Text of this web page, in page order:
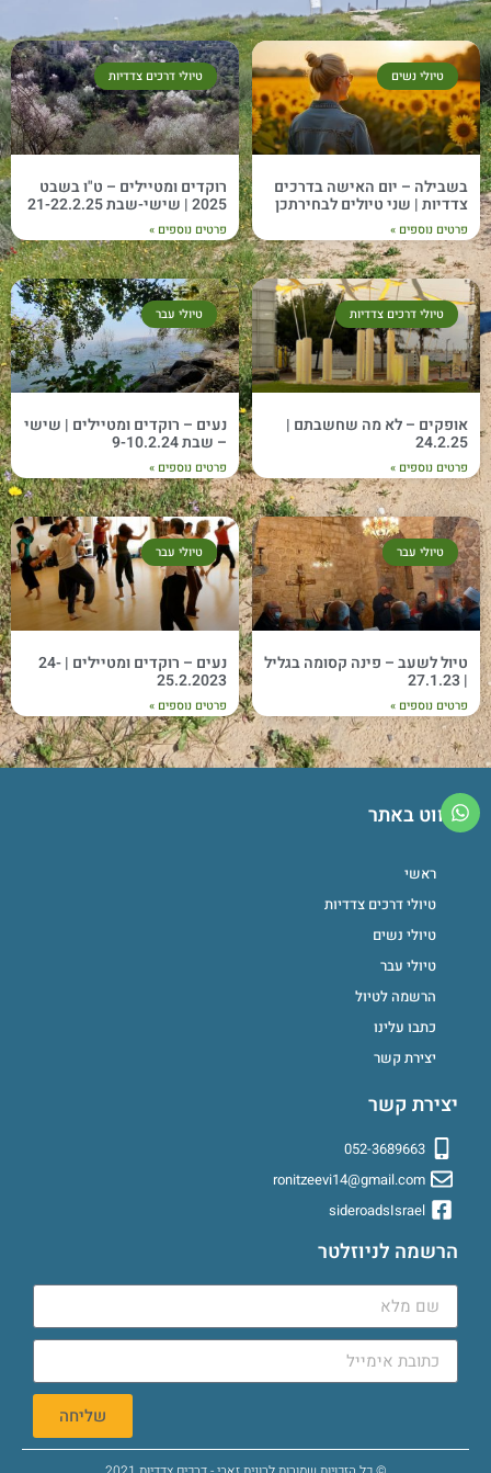
טיולי נשים
בשבילה – יום האישה בדרכים
צדדיות | שני טיולים לבחירתכן
פרטים נוספים »
טיולי דרכים צדדיות
רוקדים ומטיילים – ט"ו בשבט
2025 | שישי-שבת 21-22.2.25
פרטים נוספים »
טיולי דרכים צדדיות
אופקים – לא מה שחשבתם |
24.2.25
פרטים נוספים »
טיולי עבר
נעים – רוקדים ומטיילים | שישי
– שבת 9-10.2.24
פרטים נוספים »
טיולי עבר
טיול לשעב – פינה קסומה בגליל
| 27.1.23
פרטים נוספים »
טיולי עבר
נעים – רוקדים ומטיילים | 24-
25.2.2023
פרטים נוספים »
ניווט באתר
ראשי
טיולי דרכים צדדיות
טיולי נשים
טיולי עבר
הרשמה לטיול
כתבו עלינו
יצירת קשר
יצירת קשר
052-3689663
ronitzeevi14@gmail.com
sideroadsIsrael
הרשמה לניוזלטר
שליחה